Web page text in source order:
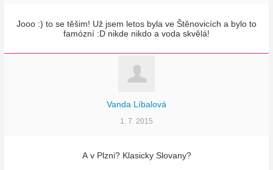
Jooo :) to se těšim! Už jsem letos byla ve Štěnovicích a bylo to
famózní :D nikde nikdo a voda skvělá!
Vanda Líbalová
1. 7. 2015
A v Plzni? Klasicky Slovany?